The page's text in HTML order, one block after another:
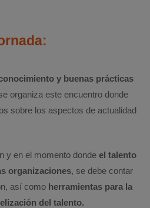
y buenas prácticas
organiza este encuentro donde
sobre los aspectos de actualidad
y en el momento donde el talento
organizaciones, se debe contar
así como herramientas para la
del talento.